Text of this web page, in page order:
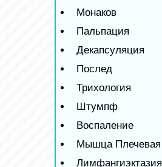
Монаков
Пальпация
Декапсуляция
Послед
Трихология
Штумпф
Воспаление
Мышца Плечевая
Лимфангиэктазия